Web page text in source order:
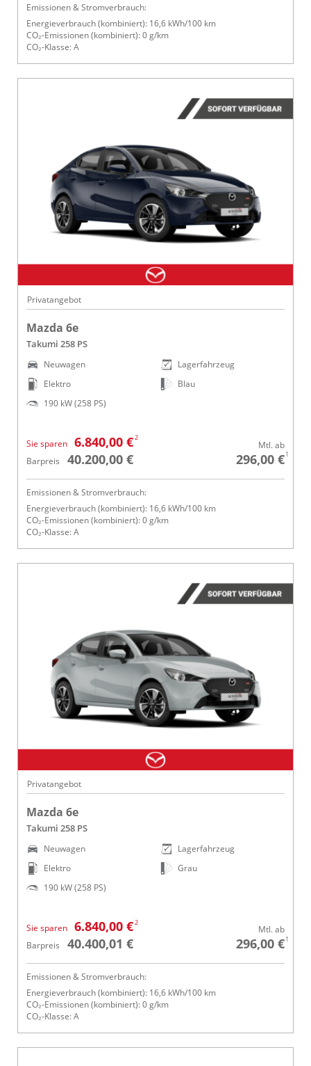
Emissionen & Stromverbrauch:
Energieverbrauch (kombiniert): 16,6 kWh/100 km
CO₂-Emissionen (kombiniert): 0 g/km
CO₂-Klasse: A
Privatangebot
Mazda 6e
Takumi 258 PS
Neuwagen
Elektro
190 kW (258 PS)
Lagerfahrzeug
Blau
Sie sparen 6.840,00 €2
Barpreis 40.200,00 €
Mtl. ab
296,00 €1
Emissionen & Stromverbrauch:
Energieverbrauch (kombiniert): 16,6 kWh/100 km
CO₂-Emissionen (kombiniert): 0 g/km
CO₂-Klasse: A
Privatangebot
Mazda 6e
Takumi 258 PS
Neuwagen
Elektro
190 kW (258 PS)
Lagerfahrzeug
Grau
Sie sparen 6.840,00 €2
Barpreis 40.400,01 €
Mtl. ab
296,00 €1
Emissionen & Stromverbrauch:
Energieverbrauch (kombiniert): 16,6 kWh/100 km
CO₂-Emissionen (kombiniert): 0 g/km
CO₂-Klasse: A